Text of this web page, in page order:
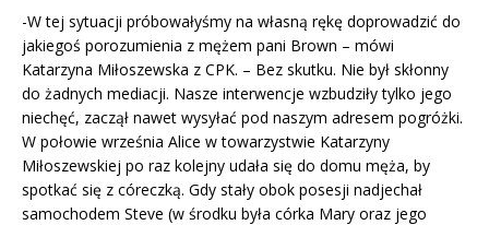
-W tej sytuacji próbowałyśmy na własną rękę doprowadzić do
jakiegoś porozumienia z mężem pani Brown – mówi
Katarzyna Miłoszewska z CPK. – Bez skutku. Nie był skłonny
do żadnych mediacji. Nasze interwencje wzbudziły tylko jego
niechęć, zaczął nawet wysyłać pod naszym adresem pogróżki.
W połowie września Alice w towarzystwie Katarzyny
Miłoszewskiej po raz kolejny udała się do domu męża, by
spotkać się z córeczką. Gdy stały obok posesji nadjechał
samochodem Steve (w środku była córka Mary oraz jego